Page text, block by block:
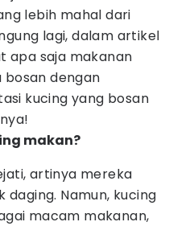
lebih mahal dari
lagi, dalam artikel
apa saja makanan
bosan dengan
kucing yang bosan
makan?
artinya mereka
daging. Namun, kucing
macam makanan,